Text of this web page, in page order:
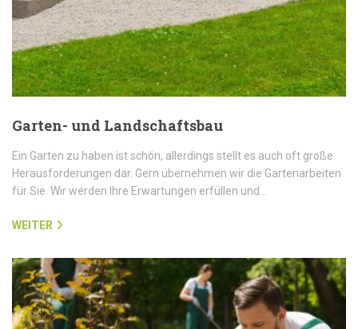
Garten- und Landschaftsbau
Ein Garten zu haben ist schön, allerdings stellt es auch oft große
Herausforderungen dar. Gern übernehmen wir die Gartenarbeiten
für Sie. Wir werden Ihre Erwartungen erfüllen und…
WEITER